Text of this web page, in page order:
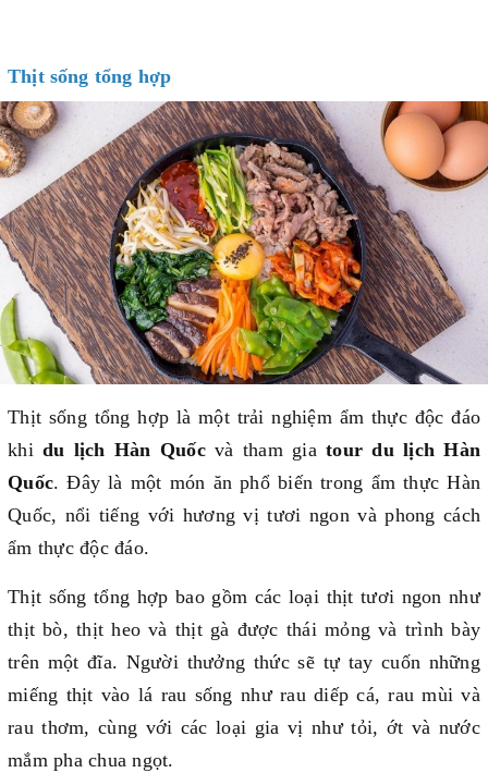
Thịt sống tổng hợp
Thịt sống tổng hợp là một trải nghiệm ẩm thực độc đáo
khi du lịch Hàn Quốcvà tham giatour du lịch Hàn
Quốc. Đây là một món ăn phổ biến trong ẩm thực Hàn
Quốc, nổi tiếng với hương vị tươi ngon và phong cách
ẩm thực độc đáo.
Thịt sống tổng hợp bao gồm các loại thịt tươi ngon như
thịt bò, thịt heo và thịt gà được thái mỏng và trình bày
trên một đĩa. Người thưởng thức sẽ tự tay cuốn những
miếng thịt vào lá rau sống như rau diếp cá, rau mùi và
rau thơm, cùng với các loại gia vị như tỏi, ớt và nước
mắm pha chua ngọt.